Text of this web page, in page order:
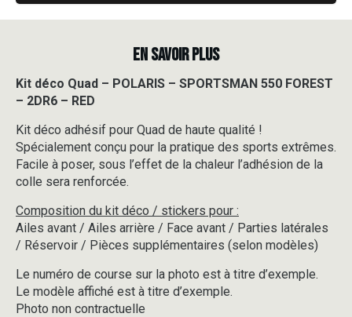
déco
Quad
SPORTSMAN
550
-
2DR6
-
RED
EN SAVOIR PLUS
Kit déco Quad – POLARIS – SPORTSMAN 550 FOREST
– 2DR6 – RED
Kit déco adhésif pour Quad de haute qualité !
Spécialement conçu pour la pratique des sports extrêmes.
Facile à poser, sous l’effet de la chaleur l’adhésion de la
colle sera renforcée.
Composition du kit déco / stickers pour :
Ailes avant / Ailes arrière / Face avant / Parties latérales
/ Réservoir / Pièces supplémentaires (selon modèles)
Le numéro de course sur la photo est à titre d’exemple.
Le modèle affiché est à titre d’exemple.
Photo non contractuelle